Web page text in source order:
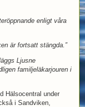
enligt våra
är fortsatt stängda.”
Ljusne
familjeläkarjouren i
Hälsocentral under
i Sandviken,